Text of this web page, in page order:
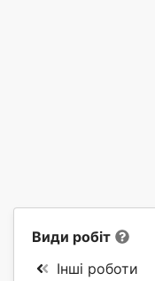
Види робіт
Інші роботи